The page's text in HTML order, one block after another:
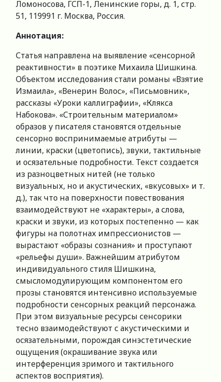
Ломоносова, ГСП-1, Ленинские горы, д. 1, стр.
51, 119991 г. Москва, Россия.
Аннотация:
Статья направлена на выявление «сенсорной
реактивности» в поэтике Михаила Шишкина.
Объектом исследования стали романы «Взятие
Измаила», «Венерин Волос», «Письмовник»,
рассказы «Уроки каллиграфии», «Клякса
Набокова». «Строительным материалом»
образов у писателя становятся отдельные
сенсорно воспринимаемые атрибуты —
линии, краски (цветопись), звуки, тактильные
и осязательные подробности. Текст создается
из разноцветных нитей (не только
визуальных, но и акустических, «вкусовых» и т.
д.), так что на поверхности повествования
взаимодействуют не «характеры», а слова,
краски и звуки, из которых постепенно — как
фигуры на полотнах импрессионистов —
вырастают «образы сознания» и проступают
«рельефы души». Важнейшим атрибутом
индивидуального стиля Шишкина,
смысломодулирующим компонентом его
прозы становятся интенсивно используемые
подробности сенсорных реакций персонажа.
При этом визуальные ресурсы сенсорики
тесно взаимодействуют с акустическими и
осязательными, порождая синэстетические
ощущения (окрашивание звука или
интерференция зримого и тактильного
аспектов восприятия).